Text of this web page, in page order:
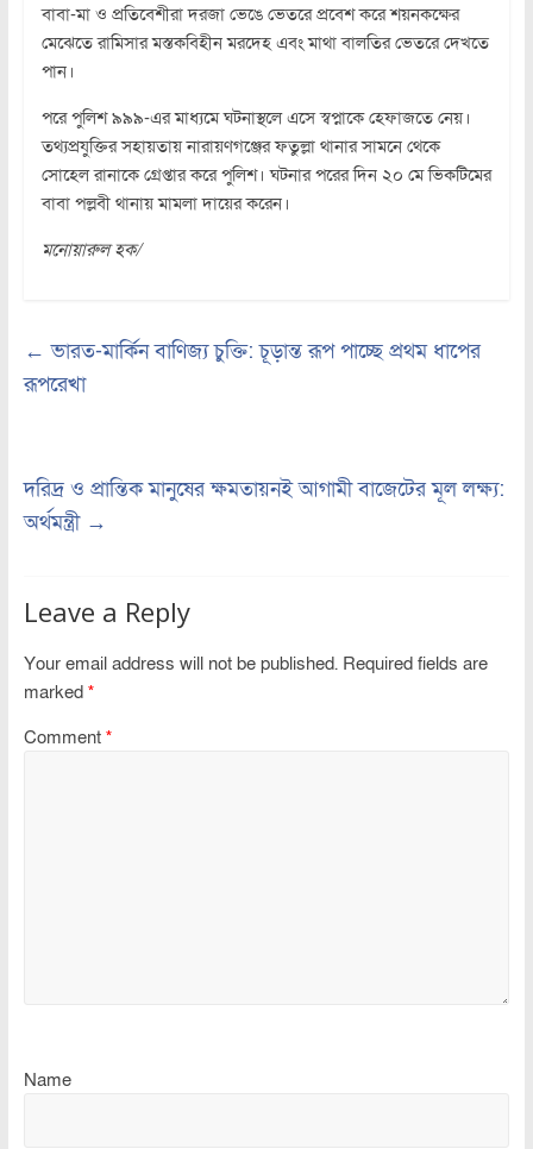
বাবা-মা ও প্রতিবেশীরা দরজা ভেঙে ভেতরে প্রবেশ করে শয়নকক্ষের
মেঝেতে রামিসার মস্তকবিহীন মরদেহ এবং মাথা বালতির ভেতরে দেখতে
পান।
পরে পুলিশ ৯৯৯-এর মাধ্যমে ঘটনাস্থলে এসে স্বপ্নাকে হেফাজতে নেয়।
তথ্যপ্রযুক্তির সহায়তায় নারায়ণগঞ্জের ফতুল্লা থানার সামনে থেকে
সোহেল রানাকে গ্রেপ্তার করে পুলিশ। ঘটনার পরের দিন ২০ মে ভিকটিমের
বাবা পল্লবী থানায় মামলা দায়ের করেন।
মনোয়ারুল হক/
← ভারত-মার্কিন বাণিজ্য চুক্তি: চূড়ান্ত রূপ পাচ্ছে প্রথম ধাপের
রূপরেখা
দরিদ্র ও প্রান্তিক মানুষের ক্ষমতায়নই আগামী বাজেটের মূল লক্ষ্য:
অর্থমন্ত্রী →
Leave a Reply
Your email address will not be published. Required fields are
marked *
Comment *
Name